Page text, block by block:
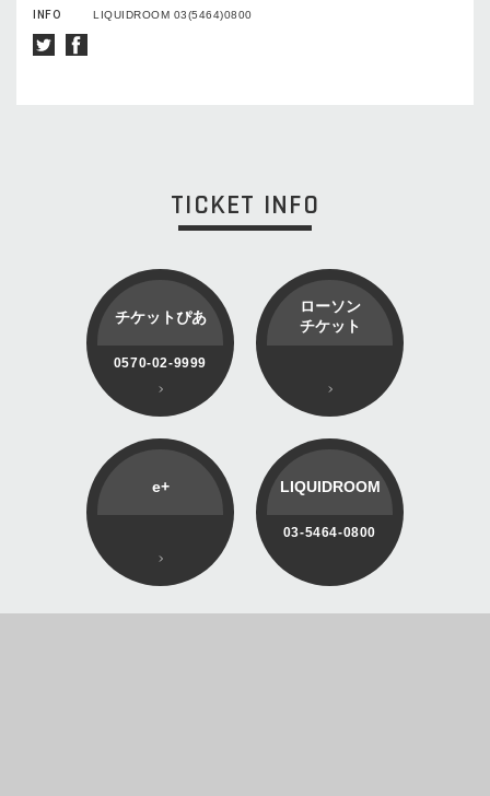
INFO
LIQUIDROOM 03(5464)0800
TICKET INFO
チケットぴあ
0570-02-9999
ローソン
チケット
e+ LIQUIDROOM
03-5464-0800